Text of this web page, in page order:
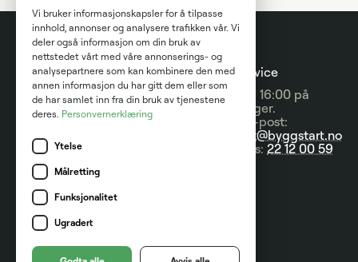
Org.nr: 916 957 629
Prosjektguider
Prisguider
Artikler
Nyheter
Kategorier
For
entreprenører
Om tjenesten
Kontakt
Kundeservice
09:00 - 16:00 på
hverdager.
Send e-post:
kontakt@byggstart.no
Ring oss: 22 12 00 59
Vi bruker informasjonskapsler for å tilpasse
innhold, annonser og analysere trafikken vår. Vi
deler også informasjon om din bruk av
nettstedet vårt med våre annonserings- og
analysepartnere som kan kombinere den med
annen informasjon du har gitt dem eller som
de har samlet inn fra din bruk av tjenestene
deres. Personvernerklæring
Ytelse
Målretting
Funksjonalitet
Ugradert